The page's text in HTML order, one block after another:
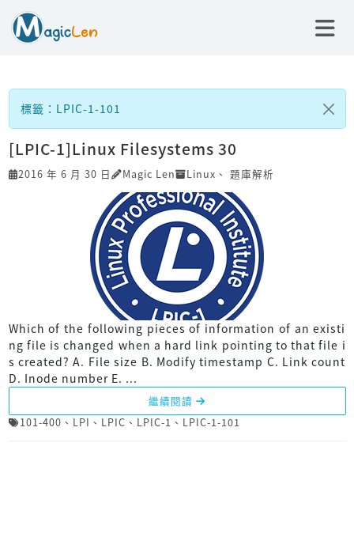
標籤：LPIC-1-101
[LPIC-1]Linux Filesystems 30
2016 年 6 月 30 日 Magic Len Linux 、 題庫解析
Which of the following pieces of information of an existi
ng file is changed when a hard link pointing to that file i
s created? A. File size B. Modify timestamp C. Link count
D. Inode number E. ...
繼續閱讀
101-400 、 LPI 、 LPIC 、 LPIC-1 、 LPIC-1-101